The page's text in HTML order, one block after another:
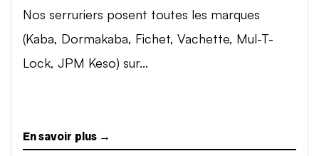
Nos serruriers posent toutes les marques
(Kaba, Dormakaba, Fichet, Vachette, Mul-T-
Lock, JPM Keso) sur...
En savoir plus →